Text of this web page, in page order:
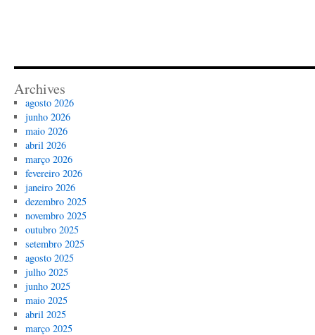
Archives
agosto 2026
junho 2026
maio 2026
abril 2026
março 2026
fevereiro 2026
janeiro 2026
dezembro 2025
novembro 2025
outubro 2025
setembro 2025
agosto 2025
julho 2025
junho 2025
maio 2025
abril 2025
março 2025